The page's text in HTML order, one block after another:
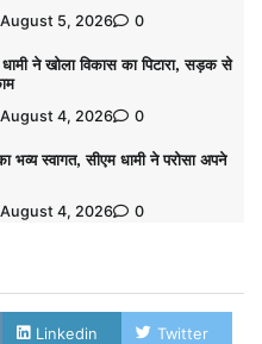
August 5, 2026 0
ने खोला विकास का पिटारा, सड़क से
August 4, 2026 0
भव्य स्वागत, सीएम धामी ने परोसा अपने
August 4, 2026 0
Linkedin Twitter